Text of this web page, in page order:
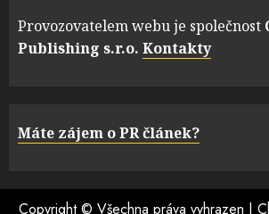
Provozovatelem webu je společnost
Publishing s.r.o. Kontakty
Máte zájem o PR článek?
Copyright © Všechna práva vyhrazen |